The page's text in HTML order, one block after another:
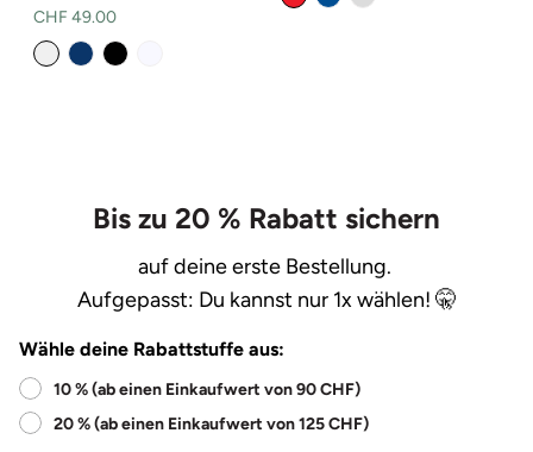
Normaler
Preis
CHF 49.00
Bis zu 20 % Rabatt sichern
auf deine erste Bestellung.
Aufgepasst: Du kannst nur 1x wählen! 🤫
Wähle deine Rabattstuffe aus:
10 % (ab einen Einkaufwert von 90 CHF)
20 % (ab einen Einkaufwert von 125 CHF)